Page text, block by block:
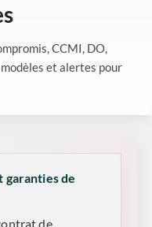
CCMI, DO,
et alertes pour
garanties de
de